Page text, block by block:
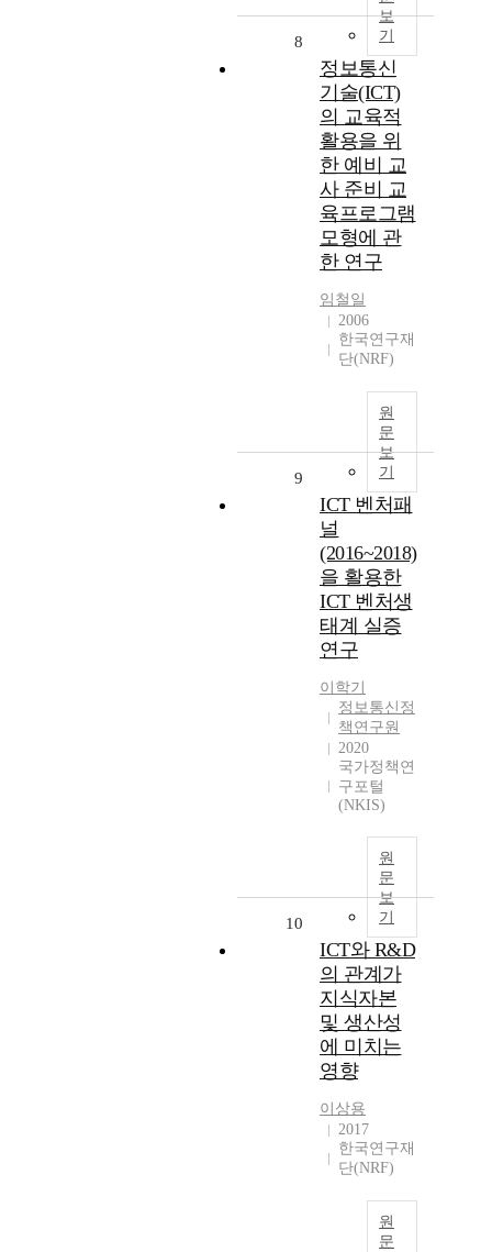
보
기
8
정보통신
기술(ICT)
의 교육적
활용을 위
한 예비 교
사 준비 교
육프로그램
모형에 관
한 연구
임철일
2006
한국연구재
단(NRF)
원
문
보
기
9
ICT 벤처패
널
(2016~2018)
을 활용한
ICT 벤처생
태계 실증
연구
이학기
정보통신정
책연구원
2020
국가정책연
구포털
(NKIS)
원
문
보
기
10
ICT와 R&D
의 관계가
지식자본
및 생산성
에 미치는
영향
이상용
2017
한국연구재
단(NRF)
원
문